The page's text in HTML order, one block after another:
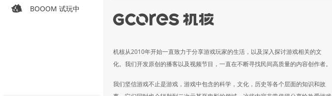
BOOOM 试玩中
机核从2010年开始一直致力于分享游戏玩家的生活，以及深入探讨游戏相关的文
化。我们开发原创的播客以及视频节目，一直在不断寻找民间高质量的内容创作者。
我们坚信游戏不止是游戏，游戏中包含的科学，文化，历史等各个层面的知识和故